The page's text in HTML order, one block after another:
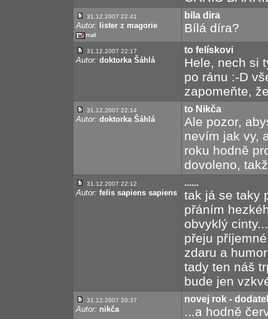
31.12.2007 22:41
Autor: lister z magorie
bila dira
Bílá díra?
31.12.2007 22:17
Autor: doktorka Šáhlá
to felískovi
Hele, nech si
po ránu :-D
zapomeňte,
31.12.2007 22:14
Autor: doktorka Šáhlá
to Nikča
Ale pozor,
nevím jak vy,
roku hodně
dovoleno,
31.12.2007 22:12
Autor: felis sapiens sapiens
......
tak já se taky
přáním
obvyklý
přeju
zdaru a
tady ten náš
bude jen
31.12.2007 20:37
Autor: nikča
novej rok -
...a hodně